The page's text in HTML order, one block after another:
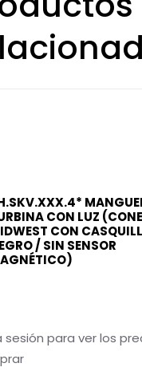
CON LUZ
CON
/ SIN SENSOR
sesión para ver los